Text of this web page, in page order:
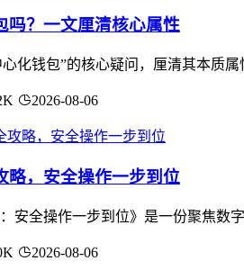
吗？一文厘清核心属性
心化钱包”的核心疑问，厘清其本质
2026-08-06
略，安全操作一步到位
：安全操作一步到位》是一份聚焦
2026-08-06